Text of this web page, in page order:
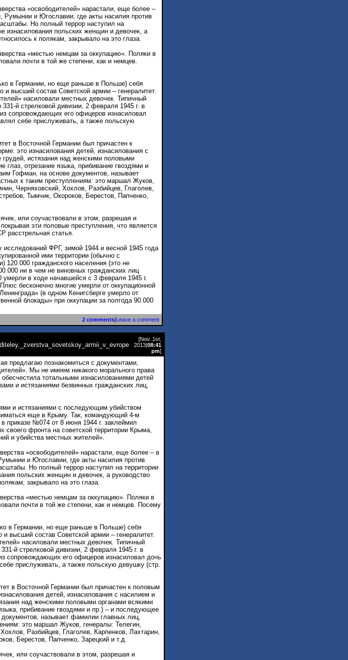
«освободителей» нарастали, еще более –
Румынии и Югославии, где акты насилия против
Но полный террор наступил на
изнасилования польских женщин и девочек, а
к полякам, закрывало на это глаза.
«местью немцам за оккупацию». Поляки в
почти в той же степени, как и немцев.
в Германии, но еще раньше в Польше) себя
высший состав Советской армии – генералитет.
насиловали местных девочек. Типичный
й стрелковой дивизии, 2 февраля 1945 г. в
сопровождающих его офицеров изнасиловал
себе прислуживать, а также польскую
в Восточной Германии был причастен к
это изнасилования детей, изнасилования с
истязания над женскими половыми
отрезание языка, прибивание гвоздями и
Гофман, на основе документов, называет
к таким преступлениям: это маршал Жуков,
Черняховский, Хохлов, Разбийцев, Глаголев,
Тымчик, Окороков, Берестов, Папченко,
или соучаствовали в этом, разрешая и
эти половые преступления, что является
расстрельная статья.
ФРГ, зимой 1944 и весной 1945 года
ими территории (обычно с
гражданского населения (это не
ни в чем не виновных гражданских лиц
умерли в ходе начавшейся с 3 февраля 1945 г.
бесконечно многие умерли от оккупационной
(в одном Кенигсберге умерло от
блокады» при оккупации за полгода 90.000
2 comments|Leave a comment
[Nov. 1st,
2013|08:41
pm]
предлагаю познакомиться с документами,
Мы не имеем никакого морального права
тотальными изнасилованиями детей
и истязаниями безвинных гражданских лиц,
и истязаниями с последующим убийством
еще в Крыму. Так, командующий 4-м
приказе №074 от 8 июня 1944 г. заклеймил
фронта на советской территории Крыма,
и убийства местных жителей».
«освободителей» нарастали, еще более – в
и Югославии, где акты насилия против
Но полный террор наступил на территории
польских женщин и девочек, а руководство
закрывало на это глаза.
«местью немцам за оккупацию». Поляки в
почти в той же степени, как и немцев. Посему
в Германии, но еще раньше в Польше) себя
высший состав Советской армии – генералитет.
насиловали местных девочек. Типичный
й стрелковой дивизии, 2 февраля 1945 г. в
сопровождающих его офицеров изнасиловал дочь
прислуживать, а также польскую девушку (стр.
в Восточной Германии был причастен к половым
детей, изнасилования с насилием и
над женскими половыми органами всякими
прибивание гвоздями и пр.) – и последующее
называет фамилии главных лиц,
это маршал Жуков, генералы: Телегин,
Разбийцев, Глаголев, Карпенков, Лахтарин,
Берестов, Папченко, Зарецкий и т.д.
или соучаствовали в этом, разрешая и